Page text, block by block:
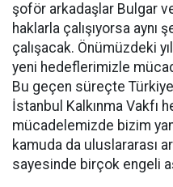
şoför arkadaşlar Bulgar
haklarla çalışıyorsa aynı
çalışacak. Önümüzdeki
yeni hedeflerimizle
Bu geçen süreçte
İstanbul Kalkınma Vakfı
mücadelemizde bizim
kamuda da uluslararası
sayesinde birçok engeli